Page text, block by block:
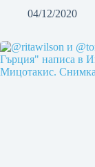
04/12/2020